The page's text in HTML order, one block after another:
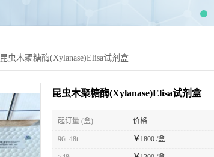
昆虫木聚糖酶(Xylanase)Elisa试剂盒
昆虫木聚糖酶(Xylanase)Elisa试剂盒
起订量 (盒) 价格
96t-48t ￥ 1800 /盒